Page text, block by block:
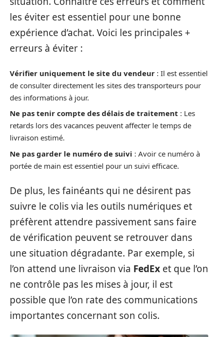
les éviter est essentiel pour une bonne
expérience d’achat. Voici les principales +
erreurs à éviter :
Vérifier uniquement le site du vendeur : Il est essentiel
de consulter directement les sites des transporteurs pour
des informations à jour.
Ne pas tenir compte des délais de traitement : Les
retards lors des vacances peuvent affecter le temps de
livraison estimé.
Ne pas garder le numéro de suivi : Avoir ce numéro à
portée de main est essentiel pour un suivi efficace.
De plus, les fainéants qui ne désirent pas
suivre le colis via les outils numériques et
préfèrent attendre passivement sans faire
de vérification peuvent se retrouver dans
une situation dégradante. Par exemple, si
l’on attend une livraison via FedEx et que l’on
ne contrôle pas les mises à jour, il est
possible que l’on rate des communications
importantes concernant son colis.